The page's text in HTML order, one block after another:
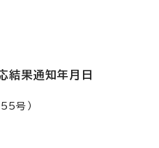
結果通知年月日
号）